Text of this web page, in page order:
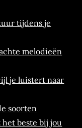
tijdens je
melodieën
je luistert naar
soorten
beste bij jou